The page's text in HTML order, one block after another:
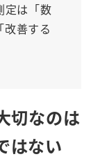
定は「数
善する
切なのは
はない